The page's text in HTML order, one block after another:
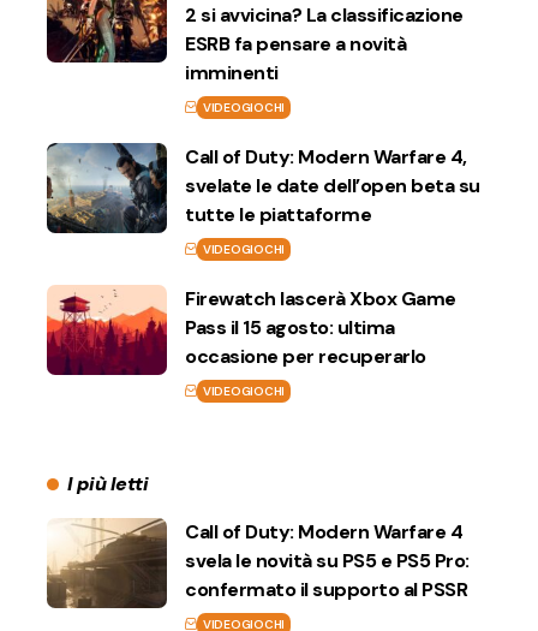
2 si avvicina? La classificazione
ESRB fa pensare a novità
imminenti
VIDEOGIOCHI
Call of Duty: Modern Warfare 4,
svelate le date dell’open beta su
tutte le piattaforme
VIDEOGIOCHI
Firewatch lascerà Xbox Game
Pass il 15 agosto: ultima
occasione per recuperarlo
VIDEOGIOCHI
I più letti
Call of Duty: Modern Warfare 4
svela le novità su PS5 e PS5 Pro:
confermato il supporto al PSSR
VIDEOGIOCHI